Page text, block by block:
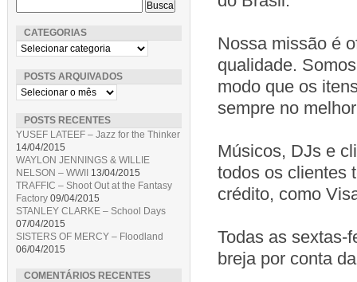
Nossa missão é
qualidade.
modo que os
sempre no
Músicos, DJs e
todos os clientes
crédito, como
Todas as sextas-
breja por conta
CATEGORIAS
POSTS ARQUIVADOS
POSTS RECENTES
YUSEF LATEEF – Jazz for the Thinker
14/04/2015
WAYLON JENNINGS & WILLIE
NELSON – WWII 13/04/2015
TRAFFIC – Shoot Out at the Fantasy
Factory 09/04/2015
STANLEY CLARKE – School Days
07/04/2015
SISTERS OF MERCY – Floodland
06/04/2015
COMENTÁRIOS RECENTES